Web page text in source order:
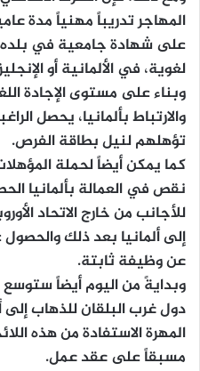
المهاجر تدريباً مهنياً مدة
على شهادة جامعية في
لغوية، في الألمانية أو
وبناء على مستوى الإجادة
والارتباط بألمانيا، يحصل
تؤهلهم لنيل بطاقة الفرص.
كما يمكن أيضاً لحملة
نقص في العمالة بألمانيا
للأجانب من خارج الاتحاد
إلى ألمانيا بعد ذلك
عن وظيفة ثابتة.
وبدايةً من اليوم أيضاً
دول غرب البلقان للذهاب إلى
المهرة الاستفادة من هذه
مسبقاً على عقد عمل.